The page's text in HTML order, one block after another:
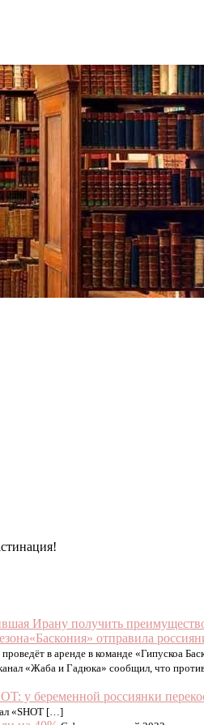
Ирану получить
«Баскония» отправила
в аренде в команде «Гипускоа
«Жаба и Гадюка» сообщил, что
у беременной россиянки
«SHOT […]